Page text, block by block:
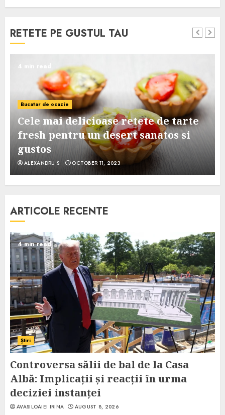
RETETE PE GUSTUL TAU
4 min read
Bucatar de ocazie
Cele mai delicioase retete de tarte
fresh pentru un desert sanatos si
gustos
ALEXANDRU S. OCTOBER 11, 2023
ARTICOLE RECENTE
4 min read
Știri
Controversa sălii de bal de la Casa
Albă: Implicații și reacții în urma
deciziei instanței
AVASILOAIEI IRINA AUGUST 8, 2026